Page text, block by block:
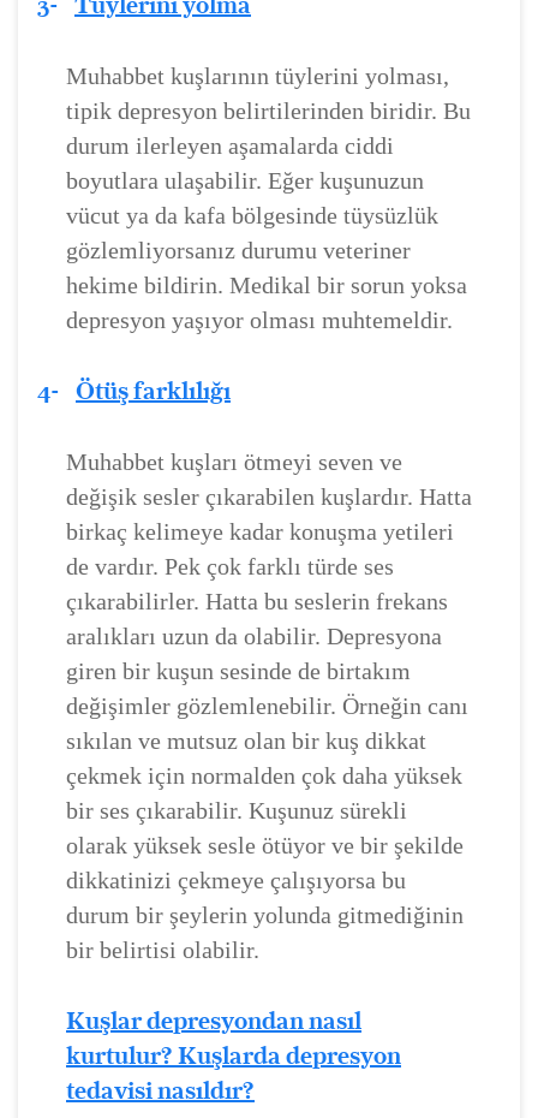
Muhabbet kuşlarının tüylerini yolması,
tipik depresyon belirtilerinden biridir. Bu
durum ilerleyen aşamalarda ciddi
boyutlara ulaşabilir. Eğer kuşunuzun
vücut ya da kafa bölgesinde tüysüzlük
gözlemliyorsanız durumu veteriner
hekime bildirin. Medikal bir sorun yoksa
depresyon yaşıyor olması muhtemeldir.
4- Ötüş farklılığı
Muhabbet kuşları ötmeyi seven ve
değişik sesler çıkarabilen kuşlardır. Hatta
birkaç kelimeye kadar konuşma yetileri
de vardır. Pek çok farklı türde ses
çıkarabilirler. Hatta bu seslerin frekans
aralıkları uzun da olabilir. Depresyona
giren bir kuşun sesinde de birtakım
değişimler gözlemlenebilir. Örneğin canı
sıkılan ve mutsuz olan bir kuş dikkat
çekmek için normalden çok daha yüksek
bir ses çıkarabilir. Kuşunuz sürekli
olarak yüksek sesle ötüyor ve bir şekilde
dikkatinizi çekmeye çalışıyorsa bu
durum bir şeylerin yolunda gitmediğinin
bir belirtisi olabilir.
Kuşlar depresyondan nasıl
kurtulur? Kuşlarda depresyon
tedavisi nasıldır?